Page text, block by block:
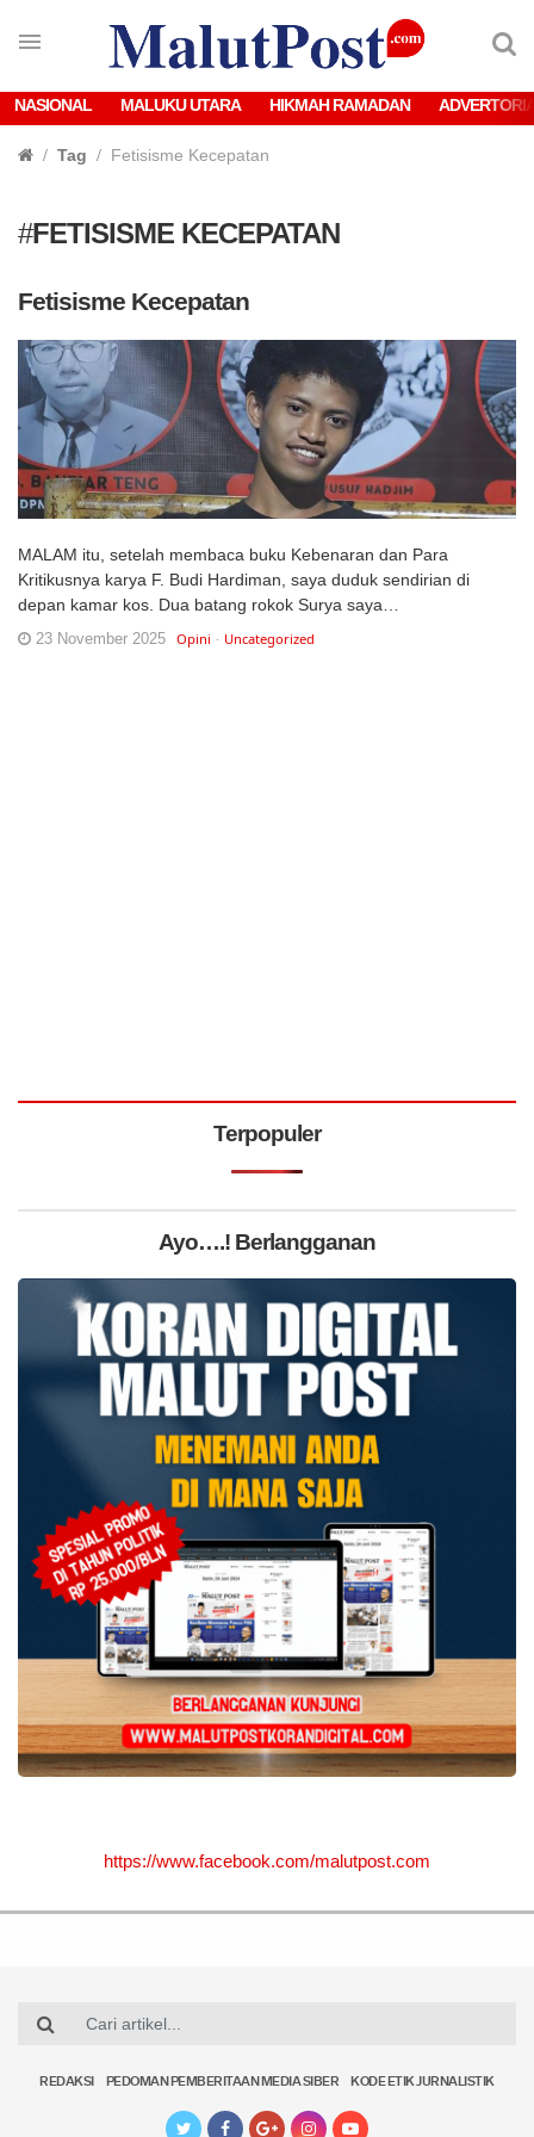
NASIONAL MALUKU UTARA HIKMAH RAMADAN
Tag Fetisisme Kecepatan
#FETISISME KECEPATAN
Fetisisme Kecepatan
MALAM itu, setelah membaca buku Kebenaran dan Para
Kritikusnya karya F. Budi Hardiman, saya duduk sendirian di
depan kamar kos. Dua batang rokok Surya saya…
23 November 2025 Opini Uncategorized
Terpopuler
Ayo….! Berlangganan
https://www.facebook.com/malutpost.com
REDAKSI PEDOMAN PEMBERITAAN MEDIA SIBER KODE ETIK JURNALISTIK